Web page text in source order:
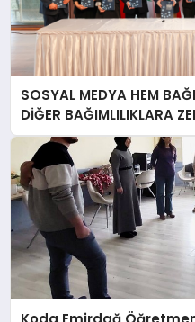
SOSYAL MEDYA HEM
DİĞER BAĞIMLILIKLARA